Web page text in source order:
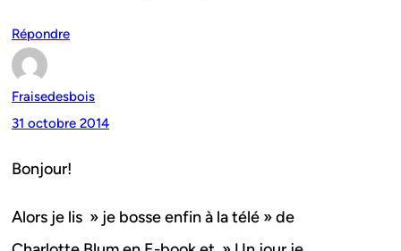
Répondre
Fraisedesbois
31 octobre 2014
Bonjour!
Alors je lis » je bosse enfin à la télé » de